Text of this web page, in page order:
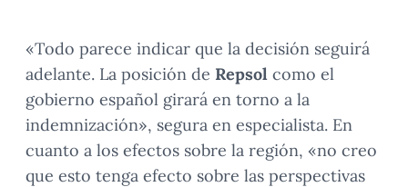
«Todo parece indicar que la decisión seguirá
adelante. La posición de Repsol como el
gobierno español girará en torno a la
indemnización», segura en especialista. En
cuanto a los efectos sobre la región, «no creo
que esto tenga efecto sobre las perspectivas